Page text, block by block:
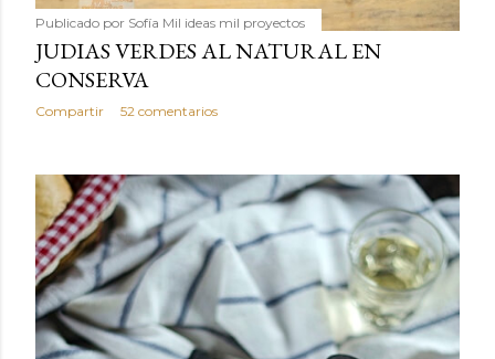
Publicado por Sofía Mil ideas mil proyectos
JUDIAS VERDES AL NATURAL EN
CONSERVA
Compartir 52 comentarios